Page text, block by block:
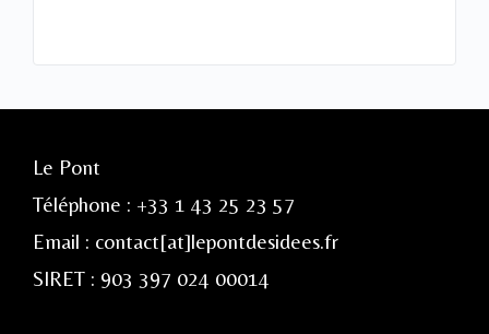
Le Pont
Téléphone : +33 1 43 25 23 57
Email : contact[at]lepontdesidees.fr
SIRET : 903 397 024 00014